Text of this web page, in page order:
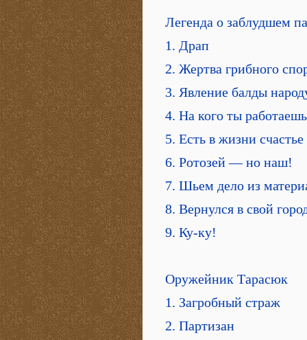
Легенда о заблудшем
1. Драп
2. Жертва грибного
3. Явление балды
4. На кого ты
5. Есть в жизни счастье
6. Ротозей — но наш!
7. Шьем дело из
8. Вернулся в свой
9. Ку-ку!
Оружейник Тарасюк
1. Загробный страж
2. Партизан